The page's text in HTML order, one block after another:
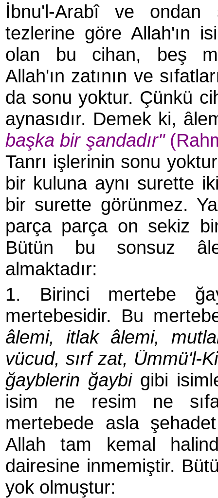
İbnu'l-Arabî ve ondan
tezlerine göre Allah'ın
olan bu cihan, beş
Allah'ın zatının ve
da sonu yoktur. Çünkü
aynasıdır. Demek ki,
başka bir şandadır"
Tanrı işlerinin sonu
bir kuluna aynı surette
bir surette görünmez.
parça parça on sekiz
Bütün bu sonsuz
almaktadır:
1. Birinci mertebe
mertebesidir. Bu
âlemi, itlak âlemi,
vücud, sırf zat, Ümmü'l-
ğayblerin ğaybi gibi
isim ne resim ne
mertebede asla
Allah tam kemal
dairesine inmemiştir.
yok olmuştur: